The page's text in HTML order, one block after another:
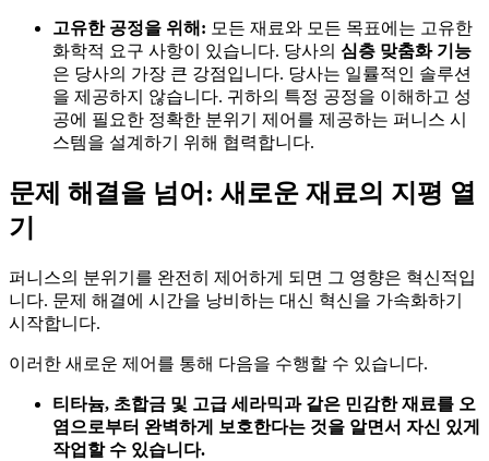
고유한 공정을 위해: 모든 재료와 모든 목표에는 고유한
화학적 요구 사항이 있습니다. 당사의 심층 맞춤화 기능
은 당사의 가장 큰 강점입니다. 당사는 일률적인 솔루션
을 제공하지 않습니다. 귀하의 특정 공정을 이해하고 성
공에 필요한 정확한 분위기 제어를 제공하는 퍼니스 시
스템을 설계하기 위해 협력합니다.
문제 해결을 넘어: 새로운 재료의 지평 열
기
퍼니스의 분위기를 완전히 제어하게 되면 그 영향은 혁신적입
니다. 문제 해결에 시간을 낭비하는 대신 혁신을 가속화하기
시작합니다.
이러한 새로운 제어를 통해 다음을 수행할 수 있습니다.
티타늄, 초합금 및 고급 세라믹과 같은 민감한 재료를 오
염으로부터 완벽하게 보호한다는 것을 알면서 자신 있게
작업할 수 있습니다.